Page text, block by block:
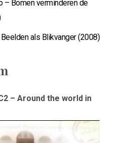
– Bomen verminderen de
als Blikvanger (2008)
– Around the world in